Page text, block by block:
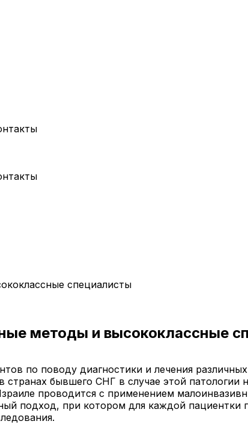
специалисты
методы и высококлассные
по поводу диагностики и лечения
бывшего СНГ в случае этой патологии
проводится с применением
подход, при котором для каждой пациентки